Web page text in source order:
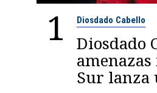
1 Diosdado Cabello
Diosdado
Sur lanza